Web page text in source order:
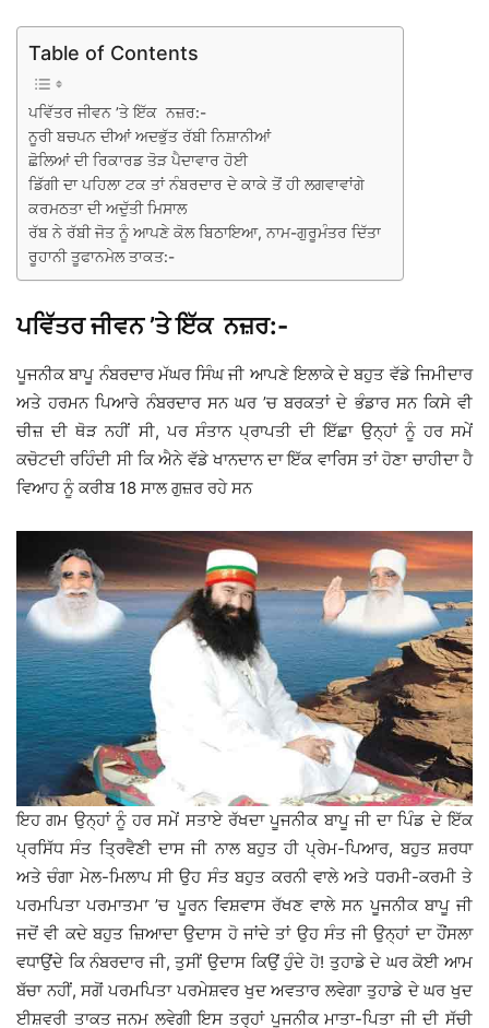
Table of Contents
ਪਵਿੱਤਰ ਜੀਵਨ ’ਤੇ ਇੱਕ ਨਜ਼ਰ:-
ਨੂਰੀ ਬਚਪਨ ਦੀਆਂ ਅਦਭੁੱਤ ਰੱਬੀ ਨਿਸ਼ਾਨੀਆਂ
ਛੋਲਿਆਂ ਦੀ ਰਿਕਾਰਡ ਤੋੜ ਪੈਦਾਵਾਰ ਹੋਈ
ਡਿੱਗੀ ਦਾ ਪਹਿਲਾ ਟਕ ਤਾਂ ਨੰਬਰਦਾਰ ਦੇ ਕਾਕੇ ਤੋਂ ਹੀ ਲਗਵਾਵਾਂਗੇ
ਕਰਮਠਤਾ ਦੀ ਅਦੁੱਤੀ ਮਿਸਾਲ
ਰੱਬ ਨੇ ਰੱਬੀ ਜੋਤ ਨੂੰ ਆਪਣੇ ਕੋਲ ਬਿਠਾਇਆ, ਨਾਮ-ਗੁਰੂਮੰਤਰ ਦਿੱਤਾ
ਰੂਹਾਨੀ ਤੂਫਾਨਮੇਲ ਤਾਕਤ:-
ਪਵਿੱਤਰ ਜੀਵਨ ’ਤੇ ਇੱਕ ਨਜ਼ਰ:-
ਪੂਜਨੀਕ ਬਾਪੂ ਨੰਬਰਦਾਰ ਮੱਘਰ ਸਿੰਘ ਜੀ ਆਪਣੇ ਇਲਾਕੇ ਦੇ ਬਹੁਤ ਵੱਡੇ ਜਿਮੀਦਾਰ
ਅਤੇ ਹਰਮਨ ਪਿਆਰੇ ਨੰਬਰਦਾਰ ਸਨ ਘਰ ’ਚ ਬਰਕਤਾਂ ਦੇ ਭੰਡਾਰ ਸਨ ਕਿਸੇ ਵੀ
ਚੀਜ਼ ਦੀ ਥੋੜ ਨਹੀਂ ਸੀ, ਪਰ ਸੰਤਾਨ ਪ੍ਰਾਪਤੀ ਦੀ ਇੱਛਾ ਉਨ੍ਹਾਂ ਨੂੰ ਹਰ ਸਮੇਂ
ਕਚੋਟਦੀ ਰਹਿੰਦੀ ਸੀ ਕਿ ਐਨੇ ਵੱਡੇ ਖਾਨਦਾਨ ਦਾ ਇੱਕ ਵਾਰਿਸ ਤਾਂ ਹੋਣਾ ਚਾਹੀਦਾ ਹੈ
ਵਿਆਹ ਨੂੰ ਕਰੀਬ 18 ਸਾਲ ਗੁਜ਼ਰ ਰਹੇ ਸਨ
ਇਹ ਗਮ ਉਨ੍ਹਾਂ ਨੂੰ ਹਰ ਸਮੇਂ ਸਤਾਏ ਰੱਖਦਾ ਪੂਜਨੀਕ ਬਾਪੂ ਜੀ ਦਾ ਪਿੰਡ ਦੇ ਇੱਕ
ਪ੍ਰਸਿੱਧ ਸੰਤ ਤ੍ਰਿਵੈਣੀ ਦਾਸ ਜੀ ਨਾਲ ਬਹੁਤ ਹੀ ਪ੍ਰੇਮ-ਪਿਆਰ, ਬਹੁਤ ਸ਼ਰਧਾ
ਅਤੇ ਚੰਗਾ ਮੇਲ-ਮਿਲਾਪ ਸੀ ਉਹ ਸੰਤ ਬਹੁਤ ਕਰਨੀ ਵਾਲੇ ਅਤੇ ਧਰਮੀ-ਕਰਮੀ ਤੇ
ਪਰਮਪਿਤਾ ਪਰਮਾਤਮਾ ’ਚ ਪੂਰਨ ਵਿਸ਼ਵਾਸ ਰੱਖਣ ਵਾਲੇ ਸਨ ਪੂਜਨੀਕ ਬਾਪੂ ਜੀ
ਜਦੋਂ ਵੀ ਕਦੇ ਬਹੁਤ ਜ਼ਿਆਦਾ ਉਦਾਸ ਹੋ ਜਾਂਦੇ ਤਾਂ ਉਹ ਸੰਤ ਜੀ ਉਨ੍ਹਾਂ ਦਾ ਹੌਂਸਲਾ
ਵਧਾਉਂਦੇ ਕਿ ਨੰਬਰਦਾਰ ਜੀ, ਤੁਸੀਂ ਉਦਾਸ ਕਿਉਂ ਹੁੰਦੇ ਹੋ! ਤੁਹਾਡੇ ਦੇ ਘਰ ਕੋਈ ਆਮ
ਬੱਚਾ ਨਹੀਂ, ਸਗੋਂ ਪਰਮਪਿਤਾ ਪਰਮੇਸ਼ਵਰ ਖੁਦ ਅਵਤਾਰ ਲਵੇਗਾ ਤੁਹਾਡੇ ਦੇ ਘਰ ਖੁਦ
ਈਸ਼ਵਰੀ ਤਾਕਤ ਜਨਮ ਲਵੇਗੀ ਇਸ ਤਰ੍ਹਾਂ ਪੂਜਨੀਕ ਮਾਤਾ-ਪਿਤਾ ਜੀ ਦੀ ਸੱਚੀ